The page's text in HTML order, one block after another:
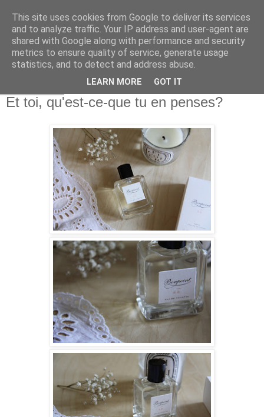
Et toi, qu'est-ce-que tu en penses?
This site uses cookies from Google to deliver its services
and to analyze traffic. Your IP address and user-agent are
shared with Google along with performance and security
metrics to ensure quality of service, generate usage
statistics, and to detect and address abuse.
LEARN MORE GOT IT